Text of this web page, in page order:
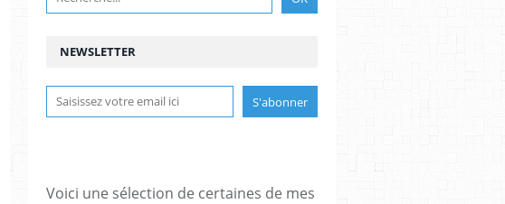
NEWSLETTER
Voici une sélection de certaines de mes